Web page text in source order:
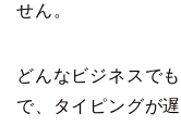
せん。
どんなビジネスで
で、タイピングが